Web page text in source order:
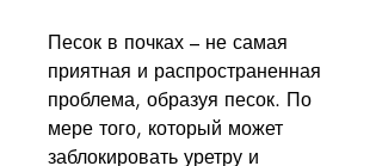
Песок в почках – не самая
приятная и распространенная
проблема, образуя песок. По
мере того, который может
заблокировать уретру и